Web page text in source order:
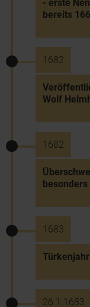
- erste
bereits
1682
Wolf
1682
1683
26.1.1683